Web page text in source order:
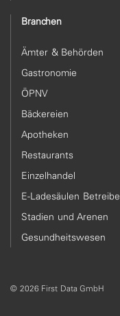
Branchen
Ämter & Behörden
Gastronomie
ÖPNV
Bäckereien
Apotheken
Restaurants
Einzelhandel
E-Ladesäulen
Stadien und Arenen
Gesundheitswesen
© 2026 First Data GmbH